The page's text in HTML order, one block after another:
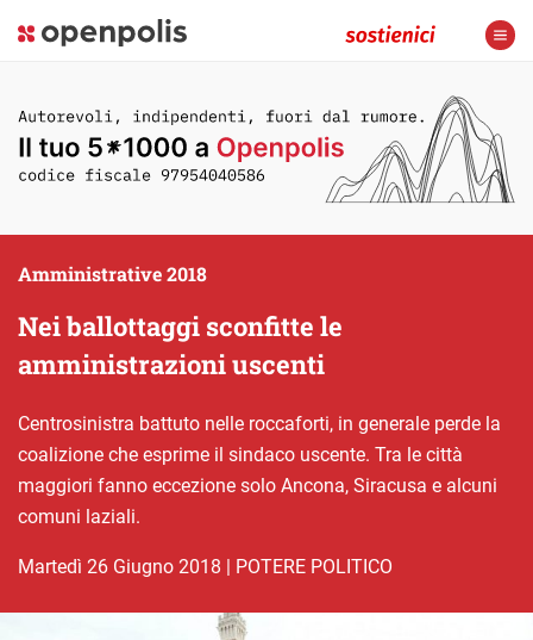
Nei ballottaggi sconfitte le
amministrazioni uscenti
Amministrative 2018
Centrosinistra battuto nelle roccaforti, in generale perde la
coalizione che esprime il sindaco uscente. Tra le città
maggiori fanno eccezione solo Ancona, Siracusa e alcuni
comuni laziali.
martedì 26 Giugno 2018 | POTERE POLITICO